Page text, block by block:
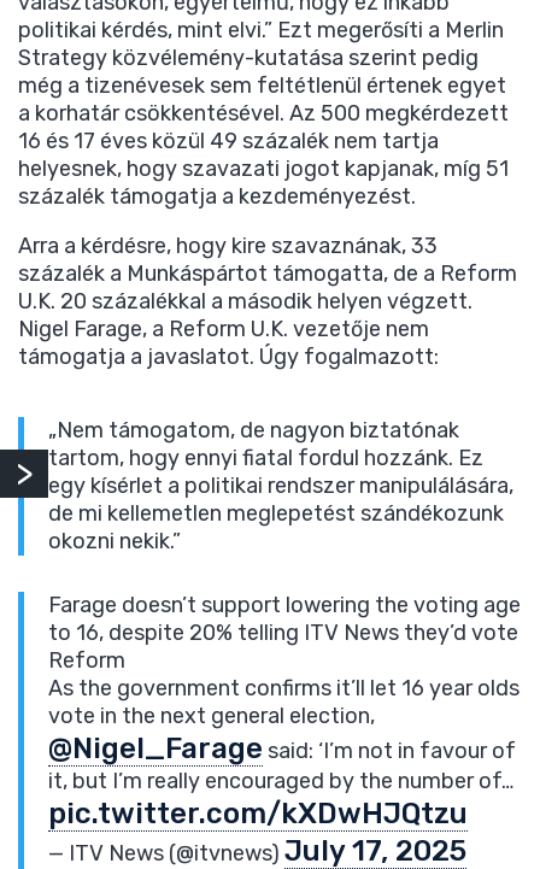
politikai kérdés, mint elvi.” Ezt megerősíti a Merlin
Strategy közvélemény-kutatása szerint pedig
még a tizenévesek sem feltétlenül értenek egyet
a korhatár csökkentésével. Az 500 megkérdezett
16 és 17 éves közül 49 százalék nem tartja
helyesnek, hogy szavazati jogot kapjanak, míg 51
százalék támogatja a kezdeményezést.
Arra a kérdésre, hogy kire szavaznának, 33
százalék a Munkáspártot támogatta, de a Reform
U.K. 20 százalékkal a második helyen végzett.
Nigel Farage, a Reform U.K. vezetője nem
támogatja a javaslatot. Úgy fogalmazott:
„Nem támogatom, de nagyon biztatónak
tartom, hogy ennyi fiatal fordul hozzánk. Ez
egy kísérlet a politikai rendszer manipulálására,
de mi kellemetlen meglepetést szándékozunk
okozni nekik.”
Farage doesn’t support lowering the voting age
to 16, despite 20% telling ITV News they’d vote
Reform
As the government confirms it’ll let 16 year olds
vote in the next general election,
@Nigel_Farage said: ‘I’m not in favour of
it, but I’m really encouraged by the number of…
pic.twitter.com/kXDwHJQtzu
— ITV News (@itvnews) July 17, 2025